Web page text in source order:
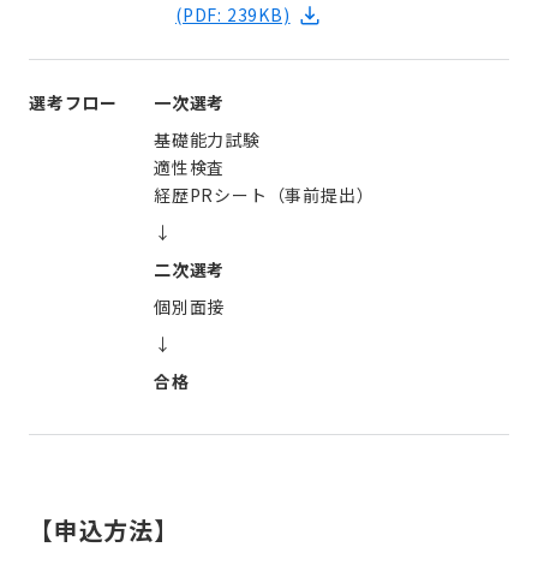
(PDF: 239KB)
選考フロー
一次選考
基礎能力試験
適性検査
経歴PRシート（事前提出）
↓
二次選考
個別面接
↓
合格
【申込方法】